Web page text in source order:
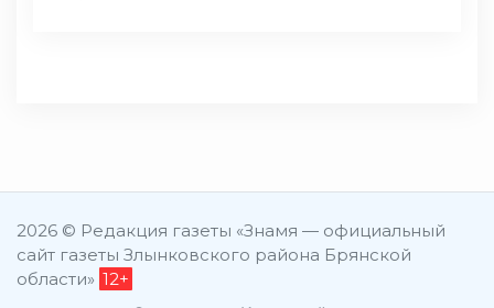
2026 © Редакция газеты «Знамя — официальный
сайт газеты Злынковского района Брянской
области» 12+